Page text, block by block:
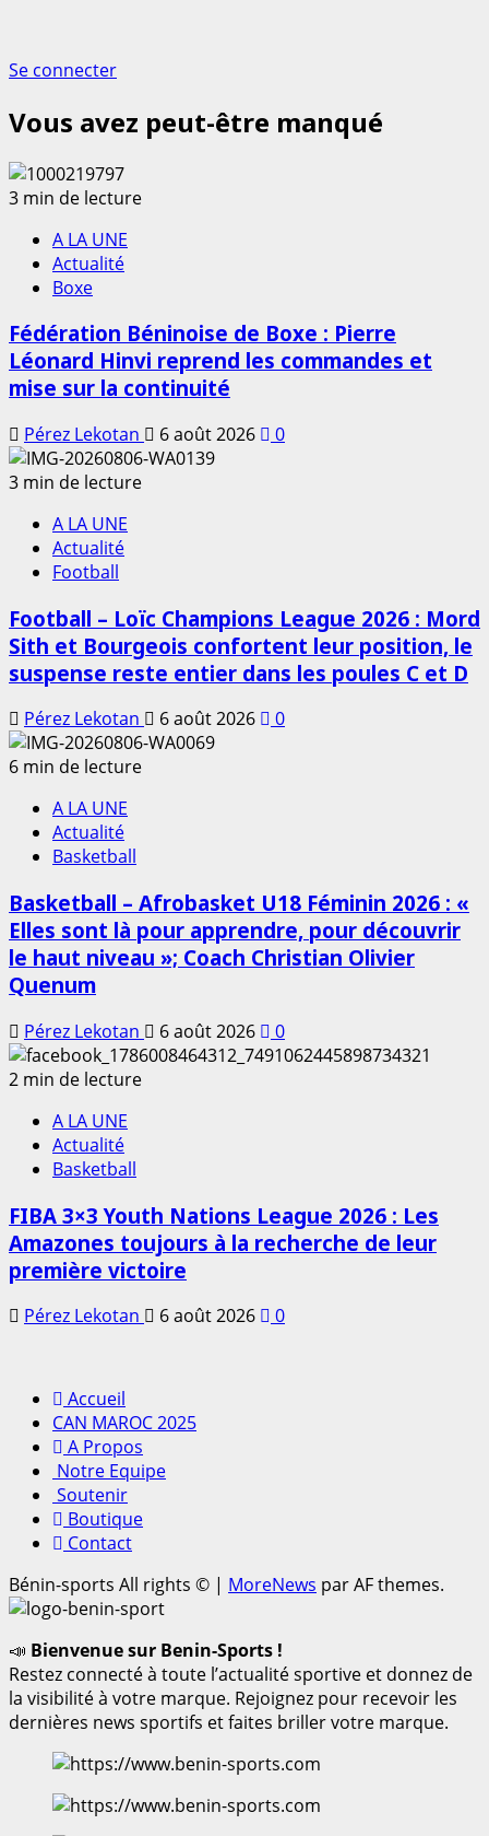
Se connecter
Vous avez peut-être manqué
3 min de lecture
A LA UNE
Actualité
Boxe
Fédération Béninoise de Boxe : Pierre
Léonard Hinvi reprend les commandes et
mise sur la continuité
Pérez Lekotan 6 août 2026
0
3 min de lecture
A LA UNE
Actualité
Football
Football – Loïc Champions League 2026 : Mord
Sith et Bourgeois confortent leur position, le
suspense reste entier dans les poules C et D
Pérez Lekotan 6 août 2026
0
6 min de lecture
A LA UNE
Actualité
Basketball
Basketball – Afrobasket U18 Féminin 2026 : «
Elles sont là pour apprendre, pour découvrir
le haut niveau »; Coach Christian Olivier
Quenum
Pérez Lekotan 6 août 2026
0
2 min de lecture
A LA UNE
Actualité
Basketball
FIBA 3×3 Youth Nations League 2026 : Les
Amazones toujours à la recherche de leur
première victoire
Pérez Lekotan 6 août 2026 0
Accueil
CAN MAROC 2025
A Propos
Notre Equipe
Soutenir
Boutique
Contact
Bénin-sports All rights © | MoreNews par AF themes.
📣 Bienvenue sur Benin-Sports !
Restez connecté à toute l’actualité sportive et donnez de
la visibilité à votre marque. Rejoignez pour recevoir les
dernières news sportifs et faites briller votre marque.